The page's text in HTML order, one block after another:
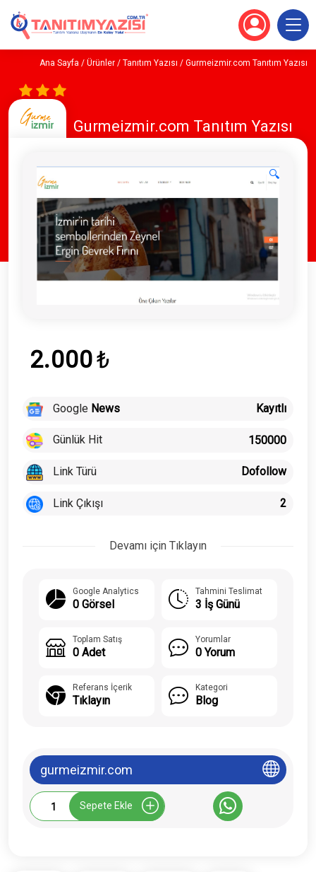
Ana Sayfa / Ürünler / Tanıtım Yazısı / Gurmeizmir.com Tanıtım Yazısı
Gurmeizmir.com Tanıtım Yazısı
🔍
2.000₺
Google News Kayıtlı
Günlük Hit 150000
Link Türü Dofollow
Link Çıkışı 2
Devamı için Tıklayın
Google Analytics
0 Görsel
Tahmini Teslimat
3 İş Günü
Toplam Satış
0 Adet
Yorumlar
0 Yorum
Referans İçerik
Tıklayın
Kategori
Blog
gurmeizmir.com
Gurmeizmir.com
Tanıtım
Sepete Ekle